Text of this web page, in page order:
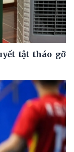
tật tháo gỡ